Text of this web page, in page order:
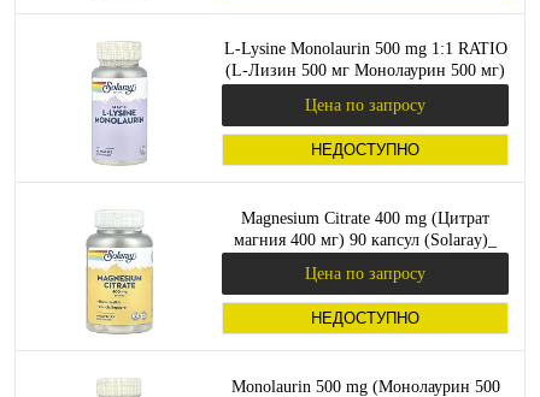
L-Lysine Monolaurin 500 mg 1:1 RATIO
(L-Лизин 500 мг Монолаурин 500 мг)
Цена по запросу
НЕДОСТУПНО
Magnesium Citrate 400 mg (Цитрат
магния 400 мг) 90 капсул (Solaray)_
Цена по запросу
НЕДОСТУПНО
Monolaurin 500 mg (Монолаурин 500